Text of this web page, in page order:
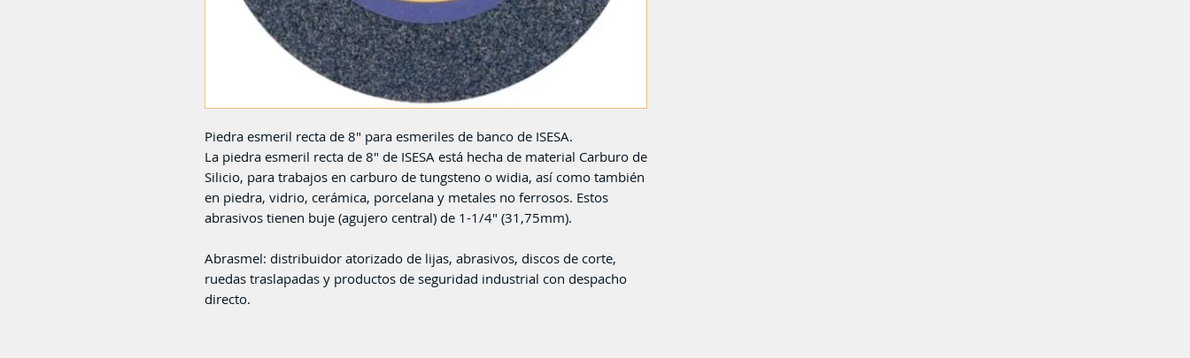
Piedra esmeril recta de 8" para esmeriles de banco de ISESA.
La piedra esmeril recta de 8" de ISESA está hecha de material Carburo de
Silicio, para trabajos en carburo de tungsteno o widia, así como también
en piedra, vidrio, cerámica, porcelana y metales no ferrosos. Estos
abrasivos tienen buje (agujero central) de 1-1/4" (31,75mm).
Abrasmel: distribuidor atorizado de lijas, abrasivos, discos de corte,
ruedas traslapadas y productos de seguridad industrial con despacho
directo.